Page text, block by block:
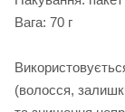
Вага: 70 г
(волосся,